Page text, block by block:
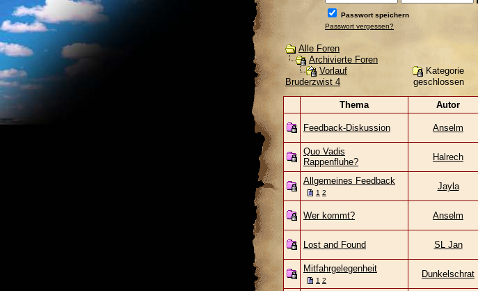
Passwort speichern
Passwort vergessen?
Alle Foren
Archivierte Foren
Vorlauf
Bruderzwist 4
Kategorie
geschlossen
Thema Autor
Feedback-Diskussion Anselm
Quo Vadis
Rappenfluhe?
Halrech
Allgemeines Feedback
1 2
Jayla
Wer kommt? Anselm
Lost and Found SL Jan
Mitfahrgelegenheit
1 2
Dunkelschrat